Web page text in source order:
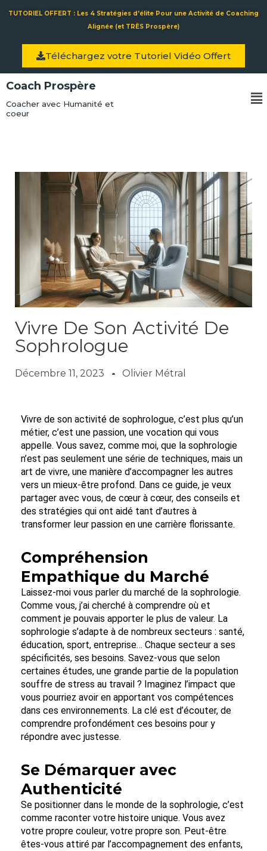
TUTORIEL OFFERT : Les 4 Stratégies d'élite Pour une Activité de Coaching
Alignée (et TRÈS Prospère)
Téléchargez votre Tutoriel Vidéo Offert
Coach Prospère
Coacher avec Humanité et
coeur
Vivre De Son Activité De
Sophrologue
Décembre 11, 2023 Olivier Métral
Vivre de son activité de sophrologue, c’est plus qu’un
métier, c’est une passion, une vocation qui vous
appelle. Vous savez, comme moi, que la sophrologie
n’est pas seulement une série de techniques, mais un
art de vivre, une manière d’accompagner les autres
vers un mieux-être profond. Dans ce guide, je veux
partager avec vous, de cœur à cœur, des conseils et
des stratégies qui ont aidé tant d’autres à
transformer leur passion en une carrière florissante.
Compréhension
Empathique du Marché
Laissez-moi vous parler du marché de la sophrologie.
Comme vous, j’ai cherché à comprendre où et
comment je pouvais apporter le plus de valeur. La
sophrologie s’adapte à de nombreux secteurs : santé,
éducation, sport, entreprise… Chaque secteur a ses
spécificités, ses besoins. Savez-vous que selon
certaines études, une grande partie de la population
souffre de stress au travail ? Imaginez l’impact que
vous pourriez avoir en apportant vos compétences
dans ces environnements. La clé est d’écouter, de
comprendre profondément ces besoins pour y
répondre avec justesse.
Se Démarquer avec
Authenticité
Se positionner dans le monde de la sophrologie, c’est
comme raconter votre histoire unique. Vous avez
votre propre couleur, votre propre son. Peut-être
êtes-vous attiré par l’accompagnement des enfants,